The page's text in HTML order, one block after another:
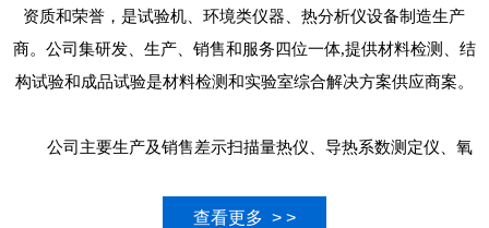
资质和荣誉，是试验机、环境类仪器、热分析仪设备制造生产
商。公司集研发、生产、销售和服务四位一体,提供材料检测、结
构试验和成品试验是材料检测和实验室综合解决方案供应商案。
公司主要生产及销售差示扫描量热仪、导热系数测定仪、氧
炭黑分散度测试仪等热分析仪检测设备，欢迎新老客户来电
查看更多 > >